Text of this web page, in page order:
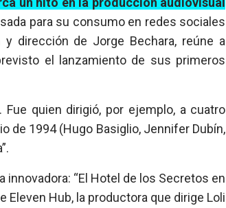
para su consumo en redes sociales
dirección de Jorge Bechara, reúne a
el lanzamiento de sus primeros
quien dirigió, por ejemplo, a cuatro
de 1994 (Hugo Basiglio, Jennifer Dubín,
“El Hotel de los Secretos en
Hub, la productora que dirige Loli